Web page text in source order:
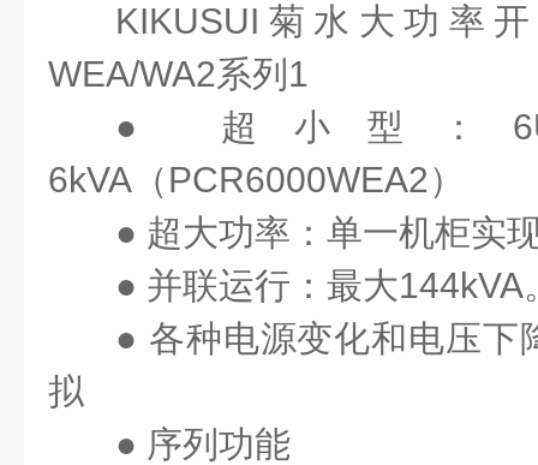
KIKUSUI菊水大功率
WEA/WA2系列1
● 超小型：
6kVA（PCR6000WEA2）
● 超大功率：单一机柜实
● 并联运行：最大
● 各种电源变化和电压下
拟
● 序列功能